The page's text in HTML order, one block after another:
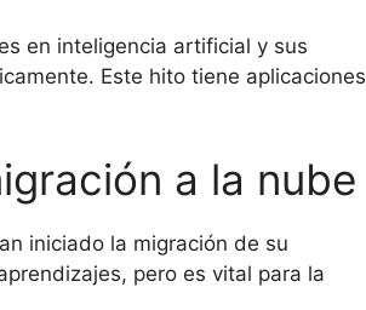
en inteligencia artificial y sus
Este hito tiene aplicaciones
a la nube
iniciado la migración de su
pero es vital para la